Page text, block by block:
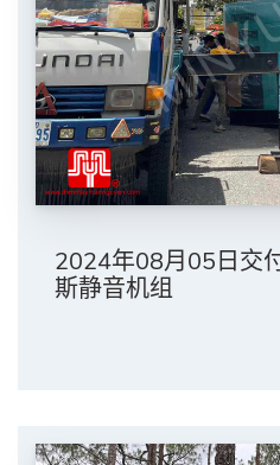
2024年08月05日交
斯静音机组